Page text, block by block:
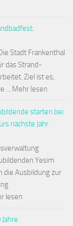
Stadt Frankenthal
das Strand-
Ziel ist es,
... Mehr lesen
starten bei
nächste Jahr
Yesim
die Ausbildung zur
lesen